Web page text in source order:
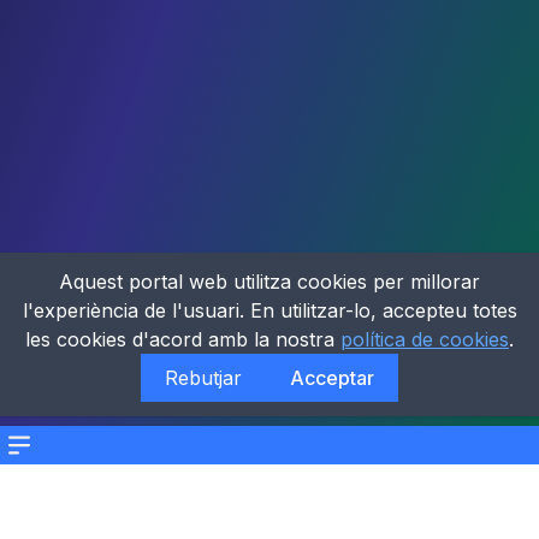
Menu
Aquest portal web utilitza cookies per millorar
l'experiència de l'usuari. En utilitzar-lo, accepteu totes
les cookies d'acord amb la nostra política de cookies.
Rebutjar
Acceptar